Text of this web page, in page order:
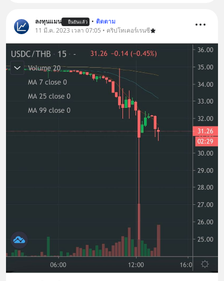
ลงทุนแมน ยืนยันแล้ว • ติดตาม
11 มี.ค. 2023 เวลา 07:05 • คริปโทเคอร์เรนซี